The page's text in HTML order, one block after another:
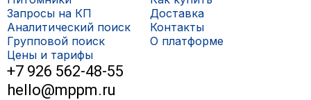
Запросы на КП
Аналитический поиск
Групповой поиск
Цены и тарифы
Доставка
Контакты
О платформе
+7 926 562-48-55
hello@mppm.ru